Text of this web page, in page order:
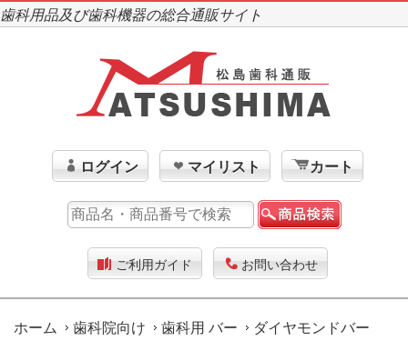
歯科用品及び歯科機器の総合通販サイト
ログイン マイリスト カート
ご利用ガイド お問い合わせ
ホーム 歯科院向け 歯科用 バー
ダイヤモンドバー